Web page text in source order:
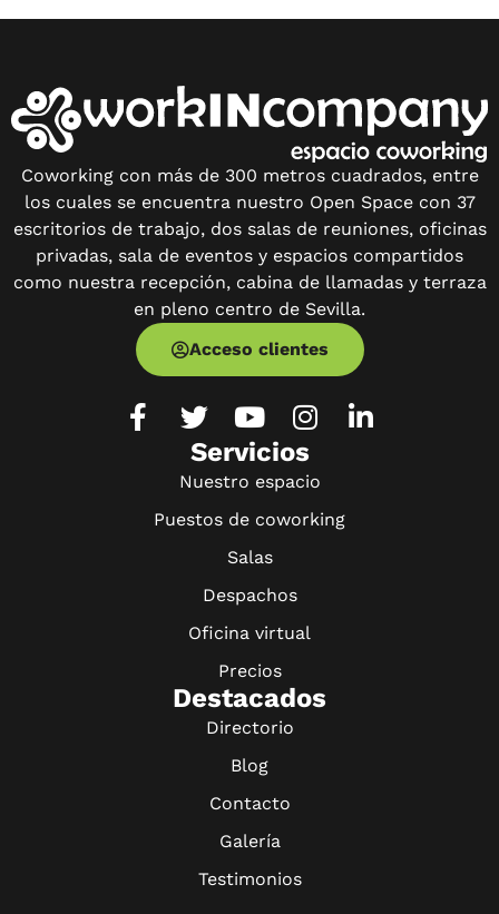
Coworking con más de 300 metros cuadrados, entre
los cuales se encuentra nuestro Open Space con 37
escritorios de trabajo, dos salas de reuniones, oficinas
privadas, sala de eventos y espacios compartidos
como nuestra recepción, cabina de llamadas y terraza
en pleno centro de Sevilla.
Acceso clientes
Servicios
Nuestro espacio
Puestos de coworking
Salas
Despachos
Oficina virtual
Precios
Destacados
Directorio
Blog
Contacto
Galería
Testimonios